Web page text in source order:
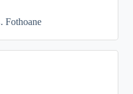
Fothoane